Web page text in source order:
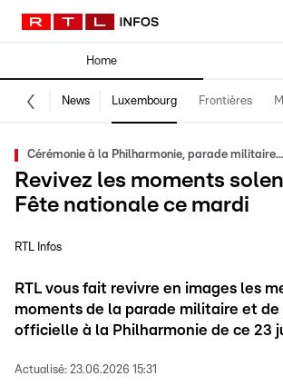
Home
News Luxembourg Frontières
Cérémonie à la Philharmonie, parade militaire...
Revivez les moments
Fête nationale ce mardi
RTL Infos
RTL vous fait revivre en images les
moments de la parade militaire et de
officielle à la Philharmonie de ce 23
Actualisé: 23.06.2026 15:31